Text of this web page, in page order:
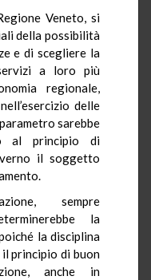
Veneto, si
della possibilità
e di scegliere la
a loro più
regionale,
nell’esercizio delle
sarebbe
al principio di
il soggetto
sempre
la
la disciplina
principio di buon
anche in